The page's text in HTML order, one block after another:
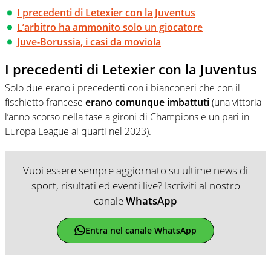
I precedenti di Letexier con la Juventus
L’arbitro ha ammonito solo un giocatore
Juve-Borussia, i casi da moviola
I precedenti di Letexier con la Juventus
Solo due erano i precedenti con i bianconeri che con il
fischietto francese erano comunque imbattuti(una vittoria
l’anno scorso nella fase a gironi di Champions e un pari in
Europa League ai quarti nel 2023).
Vuoi essere sempre aggiornato su ultime news di
sport, risultati ed eventi live? Iscriviti al nostro
canaleWhatsApp
Entra nel canale WhatsApp